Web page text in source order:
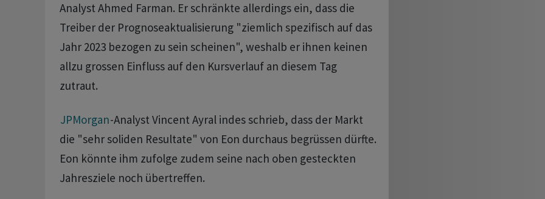
Analyst Ahmed Farman. Er schränkte allerdings ein, dass die
Treiber der Prognoseaktualisierung "ziemlich spezifisch auf das
Jahr 2023 bezogen zu sein scheinen", weshalb er ihnen keinen
allzu grossen Einfluss auf den Kursverlauf an diesem Tag
zutraut.
JPMorgan-Analyst Vincent Ayral indes schrieb, dass der Markt
die "sehr soliden Resultate" von Eon durchaus begrüssen dürfte.
Eon könnte ihm zufolge zudem seine nach oben gesteckten
Jahresziele noch übertreffen.